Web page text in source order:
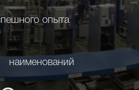
опыта
наименований